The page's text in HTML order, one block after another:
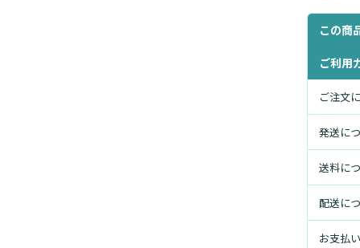
この商
ご利用
ご注文
発送に
送料に
配送に
お支払